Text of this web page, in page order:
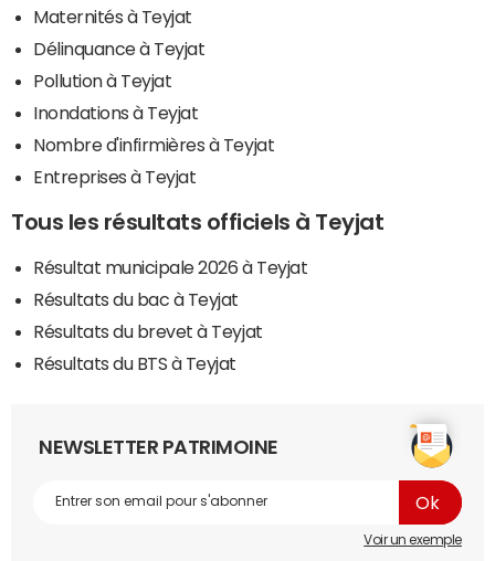
Maternités à Teyjat
Délinquance à Teyjat
Pollution à Teyjat
Inondations à Teyjat
Nombre d'infirmières à Teyjat
Entreprises à Teyjat
Tous les résultats officiels à Teyjat
Résultat municipale 2026 à Teyjat
Résultats du bac à Teyjat
Résultats du brevet à Teyjat
Résultats du BTS à Teyjat
NEWSLETTER PATRIMOINE
Voir un exemple